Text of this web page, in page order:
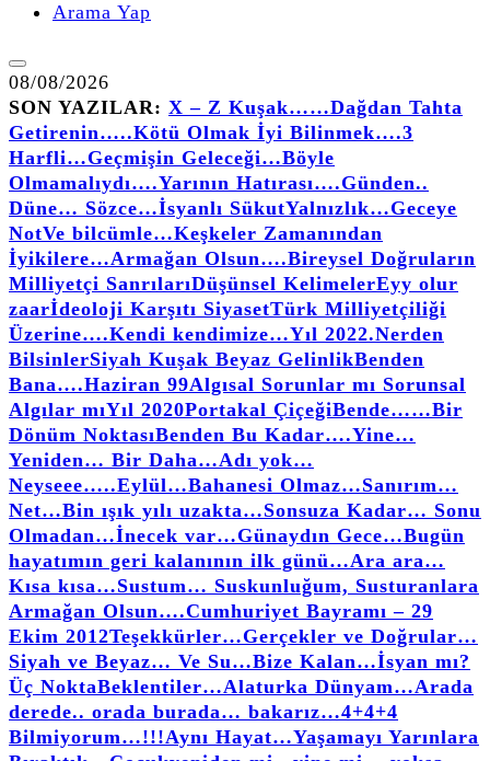
Arama Yap
08/08/2026
SON YAZILAR: X – Z Kuşak……Dağdan Tahta
Getirenin…..Kötü Olmak İyi Bilinmek….3
Harfli…Geçmişin Geleceği…Böyle
Olmamalıydı….Yarının Hatırası….Günden..
Düne… Sözce…İsyanlı SükutYalnızlık…Geceye
NotVe bilcümle…Keşkeler Zamanından
İyikilere…Armağan Olsun….Bireysel Doğruların
Milliyetçi SanrılarıDüşünsel KelimelerEyy olur
zaarİdeoloji Karşıtı SiyasetTürk Milliyetçiliği
Üzerine….Kendi kendimize…Yıl 2022.Nerden
BilsinlerSiyah Kuşak Beyaz GelinlikBenden
Bana….Haziran 99Algısal Sorunlar mı Sorunsal
Algılar mıYıl 2020Portakal ÇiçeğiBende……Bir
Dönüm NoktasıBenden Bu Kadar….Yine…
Yeniden… Bir Daha…Adı yok…
Neyseee…..Eylül…Bahanesi Olmaz…Sanırım…
Net…Bin ışık yılı uzakta…Sonsuza Kadar… Sonu
Olmadan…İnecek var…Günaydın Gece…Bugün
hayatımın geri kalanının ilk günü…Ara ara…
Kısa kısa…Sustum… Suskunluğum, Susturanlara
Armağan Olsun….Cumhuriyet Bayramı – 29
Ekim 2012Teşekkürler…Gerçekler ve Doğrular…
Siyah ve Beyaz… Ve Su…Bize Kalan…İsyan mı?
Üç NoktaBeklentiler…Alaturka Dünyam…Arada
derede.. orada burada… bakarız…4+4+4
Bilmiyorum…!!!Aynı Hayat…Yaşamayı Yarınlara